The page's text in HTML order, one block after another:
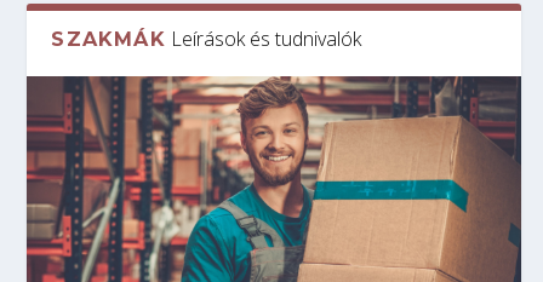
SZAKMÁK Leírások és tudnivalók